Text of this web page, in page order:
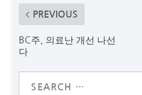
PREVIOUS
BC주, 의료난 개선 나선
다